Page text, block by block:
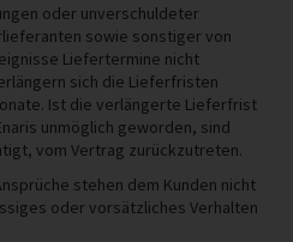
oder unverschuldeter
sowie sonstiger von
Liefertermine nicht
sich die Lieferfristen
Ist die verlängerte Lieferfrist
unmöglich geworden, sind
vom Vertrag zurückzutreten.
stehen dem Kunden nicht
oder vorsätzliches Verhalten